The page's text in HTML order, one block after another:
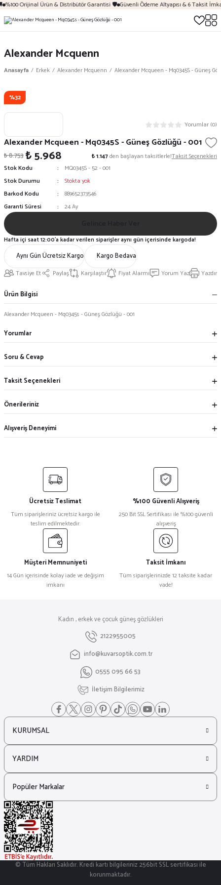
%100 Orijinal Ürün & Distribütör Garantisi 🛡️ Güvenli Ödeme Altyapısı & 6 Taksit
Alexander Mcquenn
Anasayfa Erkek Alexander Mcquenn Alexander Mcqueen - Mq0345S - Güneş
%32
Yorumlar (0)
Alexander Mcqueen - Mq0345S - Güneş Gözlüğü - 001
₺ 8.753₺ 5.968 ₺ 1.147den başlayan taksitlerle!Taksit Seçenekleri
Stok Kodu
MQ0345S - 52 - 001
Stok Durumu
Stokta yok
Barkod Kodu
889652373546
Garanti Süresi
24 Ay
Aynı Gün Ücretsiz Kargo Kargo Bedava
Tavsiye Et Paylaş Karşılaştır Fiyat Alarmı Yorum Yaz Yazdır
Hafta içi saat 12:00'a kadar verilen siparişler aynı gün içerisinde kargoda!
Ürün Bilgisi
Alexander Mcqueen - Mq0345s - Güneş Gözlüğü - 001
Yorumlar
Soru & Cevap
Taksit Seçenekleri
Önerileriniz
Alışveriş Deneyimi
Ücretsiz Teslimat
Tüm siparişleriniz ücretsiz kargo ile
teslim edilmektedir.
%100 Güvenli Alışveriş
250 Bit SSL Sertifikası ile %100 güvenli
alışveriş
Müşteri Memnuniyeti
14 Gün içerisinde kolay iade ve değişim
imkanı
Taksit İmkanı
Tüm siparişlerinizde 12 taksite kadar
vade!
Kadın , erkek ve çocuk güneş gözlükleri
2122955005
info@kuvarsoptik.com.tr
0555 095 66 53
İletişim Bilgilerimiz
KURUMSAL
YARDIM
Popüler Markalar
© Tüm Hakları Saklıdır. Kredi kartı bilgileriniz 256bit SSL sertifikası ile
korunmaktadır.